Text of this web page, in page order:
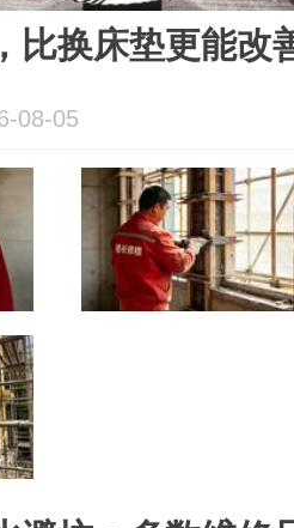
比换床垫更能改
08-05